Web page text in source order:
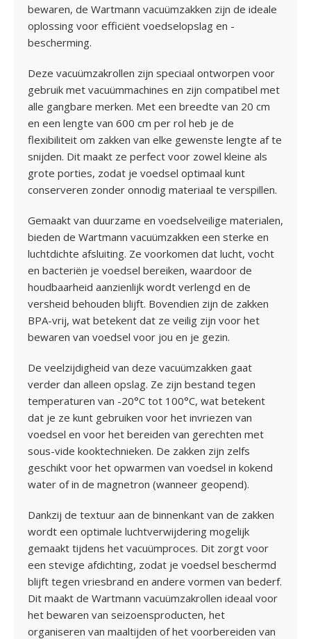
bewaren, de Wartmann vacuümzakken zijn de ideale
oplossing voor efficiënt voedselopslag en -
bescherming.
Deze vacuümzakrollen zijn speciaal ontworpen voor
gebruik met vacuümmachines en zijn compatibel met
alle gangbare merken. Met een breedte van 20 cm
en een lengte van 600 cm per rol heb je de
flexibiliteit om zakken van elke gewenste lengte af te
snijden. Dit maakt ze perfect voor zowel kleine als
grote porties, zodat je voedsel optimaal kunt
conserveren zonder onnodig materiaal te verspillen.
Gemaakt van duurzame en voedselveilige materialen,
bieden de Wartmann vacuümzakken een sterke en
luchtdichte afsluiting. Ze voorkomen dat lucht, vocht
en bacteriën je voedsel bereiken, waardoor de
houdbaarheid aanzienlijk wordt verlengd en de
versheid behouden blijft. Bovendien zijn de zakken
BPA-vrij, wat betekent dat ze veilig zijn voor het
bewaren van voedsel voor jou en je gezin.
De veelzijdigheid van deze vacuümzakken gaat
verder dan alleen opslag. Ze zijn bestand tegen
temperaturen van -20°C tot 100°C, wat betekent
dat je ze kunt gebruiken voor het invriezen van
voedsel en voor het bereiden van gerechten met
sous-vide kooktechnieken. De zakken zijn zelfs
geschikt voor het opwarmen van voedsel in kokend
water of in de magnetron (wanneer geopend).
Dankzij de textuur aan de binnenkant van de zakken
wordt een optimale luchtverwijdering mogelijk
gemaakt tijdens het vacuümproces. Dit zorgt voor
een stevige afdichting, zodat je voedsel beschermd
blijft tegen vriesbrand en andere vormen van bederf.
Dit maakt de Wartmann vacuümzakrollen ideaal voor
het bewaren van seizoensproducten, het
organiseren van maaltijden of het voorbereiden van